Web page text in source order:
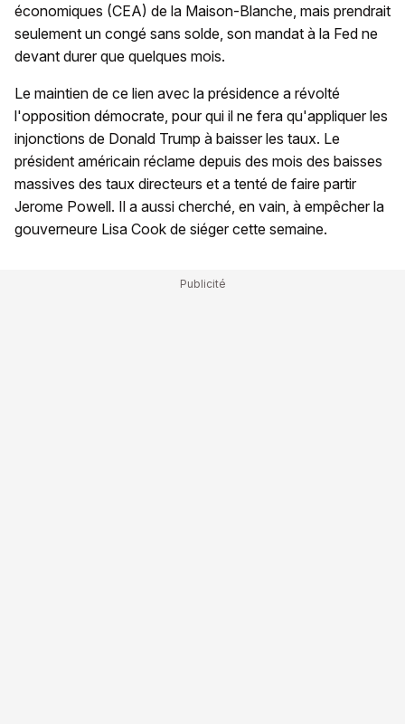
économiques (CEA) de la Maison-Blanche, mais prendrait
seulement un congé sans solde, son mandat à la Fed ne
devant durer que quelques mois.
Le maintien de ce lien avec la présidence a révolté
l'opposition démocrate, pour qui il ne fera qu'appliquer les
injonctions de Donald Trump à baisser les taux. Le
président américain réclame depuis des mois des baisses
massives des taux directeurs et a tenté de faire partir
Jerome Powell. Il a aussi cherché, en vain, à empêcher la
gouverneure Lisa Cook de siéger cette semaine.